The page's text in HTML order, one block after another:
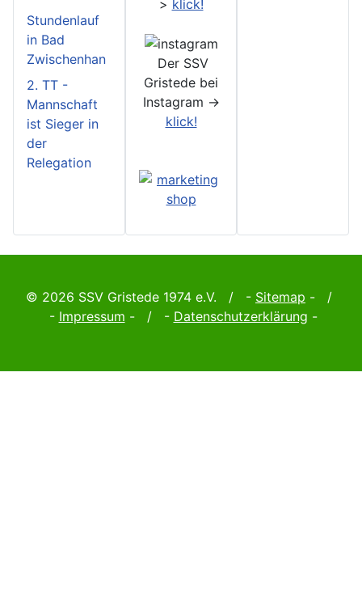
Stundenlauf
in Bad
Zwischenhan
2. TT -
Mannschaft
ist Sieger in
der
Relegation
> klick!
Der SSV
Gristede bei
Instagram ->
klick!
© 2026 SSV Gristede 1974 e.V. / - Sitemap - /
- Impressum - / - Datenschutzerklärung -